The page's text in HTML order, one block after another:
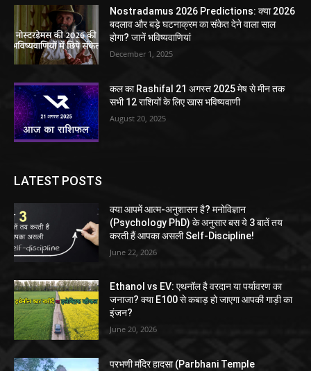
Nostradamus 2026 Predictions: क्या 2026
बदलाव और बड़े घटनाक्रम का संकेत देने वाला साल
होगा? जानें भविष्यवाणियां
December 1, 2025
कल का Rashifal 21 अगस्त 2025 मेष से मीन तक
सभी 12 राशियों के लिए खास भविष्यवाणी
August 20, 2025
LATEST POSTS
क्या आपमें आत्म-अनुशासन है? मनोविज्ञान
(Psychology PhD) के अनुसार बस ये 3 बातें तय
करती हैं आपका असली Self-Discipline!
June 22, 2026
Ethanol vs EV: एथनॉल है वरदान या पर्यावरण का
जनाजा? क्या E100 से कबाड़ हो जाएगा आपकी गाड़ी का
इंजन?
June 20, 2026
परभणी मंदिर हादसा (Parbhani Temple